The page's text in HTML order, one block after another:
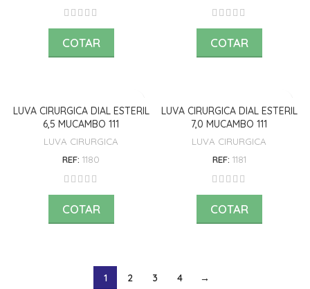
COTAR COTAR
LUVA CIRURGICA DIAL ESTERIL
6,5 MUCAMBO 111
LUVA CIRURGICA
REF: 1180
COTAR
LUVA CIRURGICA DIAL ESTERIL
7,0 MUCAMBO 111
LUVA CIRURGICA
REF: 1181
COTAR
1 2 3 4 →